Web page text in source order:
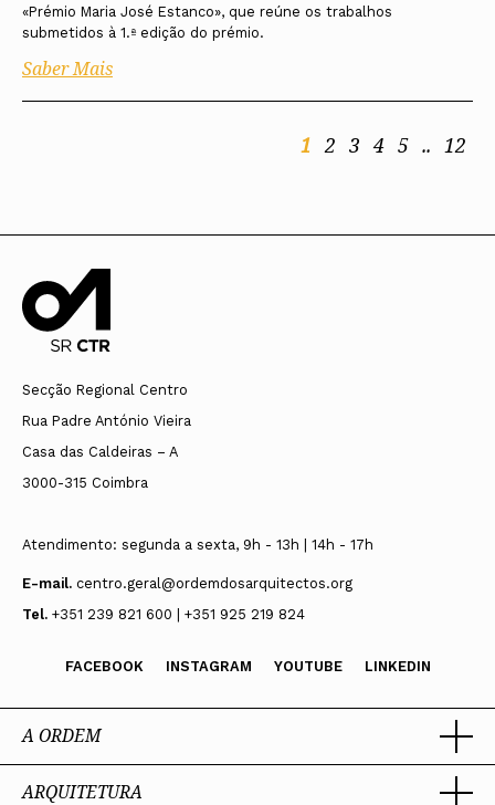
«Prémio Maria José Estanco», que reúne os trabalhos
submetidos à 1.ª edição do prémio.
Saber Mais
1 2 3 4 5 .. 12
Secção Regional Centro
Rua Padre António Vieira
Casa das Caldeiras – A
3000-315 Coimbra
Atendimento: segunda a sexta, 9h - 13h | 14h - 17h
E-mail. centro.geral@ordemdosarquitectos.org
Tel. +351 239 821 600 | +351 925 219 824
FACEBOOK INSTAGRAM YOUTUBE LINKEDIN
A ORDEM
Ordem dos Arquitectos
ARQUITETURA